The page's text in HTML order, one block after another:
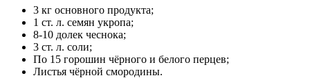
3 кг основного продукта;
1 ст. л. семян укропа;
8-10 долек чеснока;
3 ст. л. соли;
По 15 горошин чёрного и белого перцев;
Листья чёрной смородины.